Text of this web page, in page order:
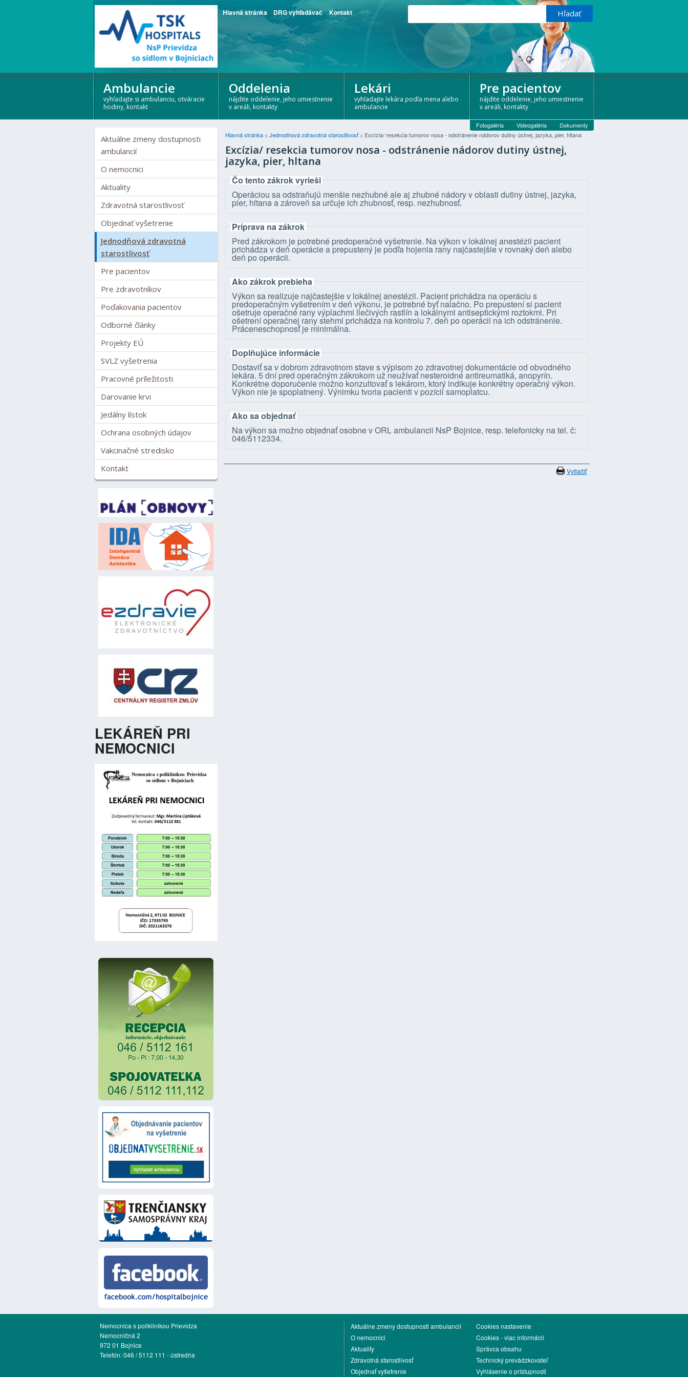
Hlavná stránka DRG vyhľadávač Kontakt
Ambulancie
vyhľadajte si ambulanciu, otváracie
hodiny, kontakt
Oddelenia
nájdite oddelenie, jeho umiestnenie
v areáli, kontakty
Lekári
vyhľadajte lekára podľa mena alebo
ambulancie
Pre pacientov
nájdite oddelenie, jeho umiestnenie
v areáli, kontakty
Aktuálne zmeny dostupnosti
ambulancií
O nemocnici
Aktuality
Zdravotná starostlivosť
Objednať vyšetrenie
Jednodňová zdravotná
starostlivosť
Pre pacientov
Pre zdravotníkov
Poďakovania pacientov
Odborné články
Projekty EÚ
SVLZ vyšetrenia
Pracovné príležitosti
Darovanie krvi
Jedálny lístok
Ochrana osobných údajov
Vakcinačné stredisko
Kontakt
LEKÁREŇ PRI
NEMOCNICI
Fotogaléria Videogaléria
Dokumenty
Hlavná stránka > Jednodňová zdravotná starostlivosť> Excízia/ resekcia tumorov nosa - odstránenie nádorov dutiny ústnej, jazyka, pier, hltana
Excízia/ resekcia tumorov nosa - odstránenie nádorov dutiny ústnej,
jazyka, pier, hltana
Čo tento zákrok vyrieši
Operáciou sa odstraňujú menšie nezhubné ale aj zhubné nádory v oblasti dutiny ústnej, jazyka,
pier, hltana a zároveň sa určuje ich zhubnosť, resp. nezhubnosť.
Príprava na zákrok
Pred zákrokom je potrebné predoperačné vyšetrenie. Na výkon v lokálnej anestézii pacient
prichádza v deň operácie a prepustený je podľa hojenia rany najčastejšie v rovnaký deň alebo
deň po operácii.
Ako zákrok prebieha
Výkon sa realizuje najčastejšie v lokálnej anestézii. Pacient prichádza na operáciu s
predoperačným vyšetrením v deň výkonu, je potrebné byť nalačno. Po prepustení si pacient
ošetruje operačné rany výplachmi liečivých rastlín a lokálnymi antiseptickými roztokmi. Pri
ošetrení operačnej rany stehmi prichádza na kontrolu 7. deň po operácii na ich odstránenie.
Práceneschopnosť je minimálna.
Doplňujúce informácie
Dostaviť sa v dobrom zdravotnom stave s výpisom zo zdravotnej dokumentácie od obvodného
lekára. 5 dní pred operačným zákrokom už neužívať nesteroidné antireumatiká, anopyrín.
Konkrétne doporučenie možno konzultovať s lekárom, ktorý indikuje konkrétny operačný výkon.
Výkon nie je spoplatnený. Výnimku tvoria pacienti v pozícii samoplatcu.
Ako sa objednať
Na výkon sa možno objednať osobne v ORL ambulancii NsP Bojnice, resp. telefonicky na tel. č:
046/5112334.
Vytlačiť
Nemocnica s poliklinikou Prievidza
Nemocničná 2
972 01 Bojnice
Telefón: 046 / 5112 111 - ústredňa
Aktuálne zmeny dostupnosti ambulancií
O nemocnici
Aktuality
Zdravotná starostlivosť
Objednať vyšetrenie
Cookies nastavenie
Cookies - viac informácií
Správca obsahu
Technický prevádzkovateľ
Vyhlásenie o prístupnosti